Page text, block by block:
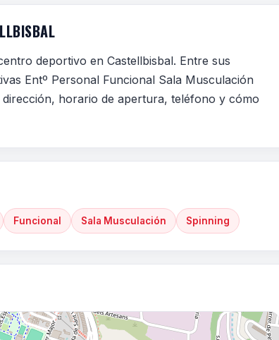
deportivo en Castellbisbal. Entre sus
Entº Personal Funcional Sala Musculación
horario de apertura, teléfono y cómo
Funcional Sala Musculación Spinning